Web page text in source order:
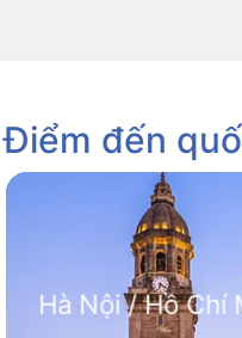
Điểm đến
Hà Nội / Hồ Chí